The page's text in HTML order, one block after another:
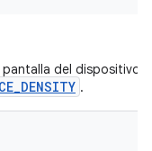
del dispositivo
.